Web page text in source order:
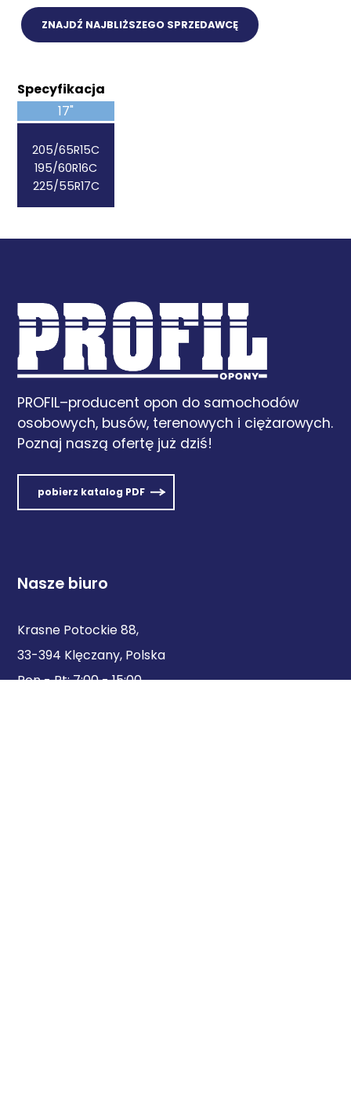
ZNAJDŹ NAJBLIŻSZEGO SPRZEDAWCĘ
Specyfikacja
17"
205/65R15C
195/60R16C
225/55R17C
PROFIL–producent opon do samochodów
osobowych, busów, terenowych i ciężarowych.
Poznaj naszą ofertę już dziś!
pobierz katalog PDF
Nasze biuro
Krasne Potockie 88,
33-394 Klęczany, Polska
Pon - Pt: 7:00 - 15:00